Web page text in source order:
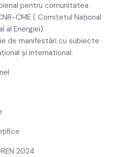
pentru comunitatea
CME ( Comitetul Național
al Energiei).
de manifestări cu subiecte
și international:
2024